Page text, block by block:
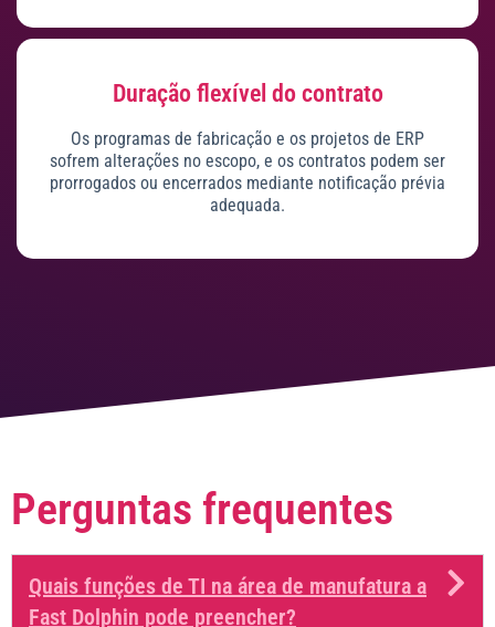
Duração flexível do contrato
Os programas de fabricação e os projetos de ERP
sofrem alterações no escopo, e os contratos podem ser
prorrogados ou encerrados mediante notificação prévia
adequada.
Perguntas frequentes
Quais funções de TI na área de manufatura a
Fast Dolphin pode preencher?